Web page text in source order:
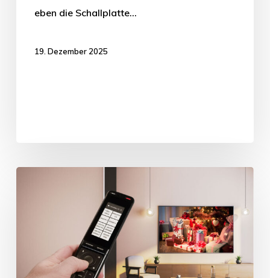
eben die Schallplatte…
19. Dezember 2025